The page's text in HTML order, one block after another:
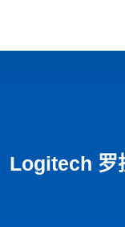
Logitech 罗